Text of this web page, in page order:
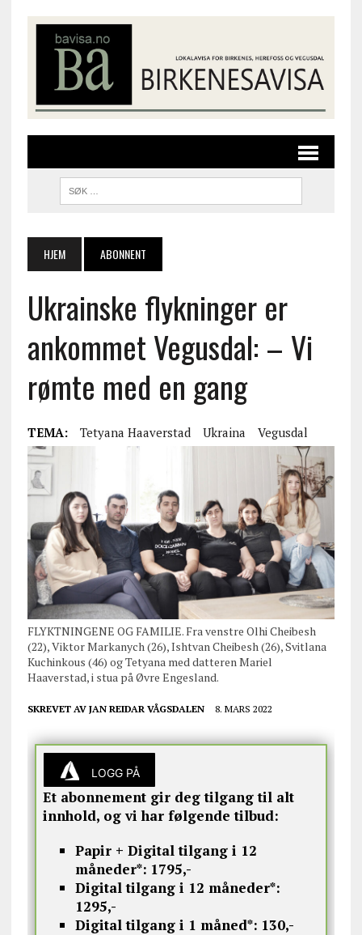
HJEM ABONNENT
Ukrainske flykninger er
ankommet Vegusdal: – Vi
rømte med en gang
TEMA: Tetyana Haaverstad Ukraina Vegusdal
FLYKTNINGENE OG FAMILIE. Fra venstre Olhi Cheibesh
(22), Viktor Markanych (26), Ishtvan Cheibesh (26), Svitlana
Kuchinkous (46) og Tetyana med datteren Mariel
Haaverstad, i stua på Øvre Engesland.
SKREVET AV JAN REIDAR VÅGSDALEN 8. MARS 2022
LOGG PÅ
Et abonnement gir deg tilgang til alt
innhold, og vi har følgende tilbud:
Papir + Digital tilgang i 12
måneder*: 1795,-
Digital tilgang i 12 måneder*:
1295,-
Digital tilgang i 1 måned*: 130,-